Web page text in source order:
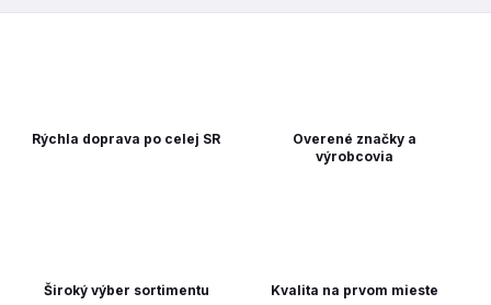
Kvalita na prvom mieste
Overené značky a
výrobcovia
Rýchla doprava po celej SR
Široký výber sortimentu